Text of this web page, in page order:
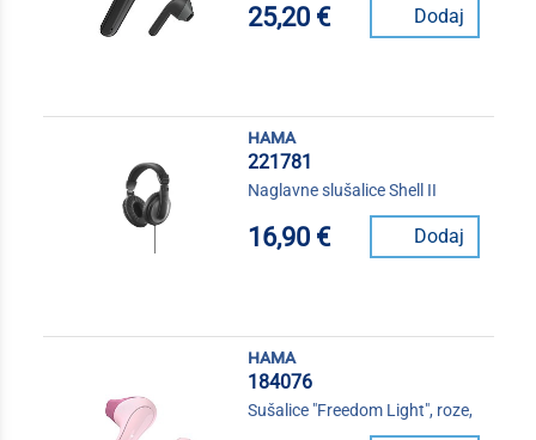
25,20 € Dodaj
hama
221781
Naglavne slušalice Shell II
16,90 € Dodaj
hama
184076
Sušalice "Freedom Light", roze,